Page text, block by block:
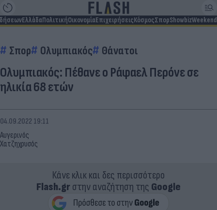
ΕλλάδαΠολιτικήΟικονομίαΕπιχειρήσειςΚόσμοςΣπορShowbizWeekend
Σπορ Ολυμπιακός Θάνατοι
Ολυμπιακός: Πέθανε ο Ράφαελ Περόνε σε
ηλικία 68 ετών
Αυγερινός
Χατζηχρυσός
04.09.2022 19:11
Κάνε κλικ και δες περισσότερο
Flash.grστην αναζήτηση της Google